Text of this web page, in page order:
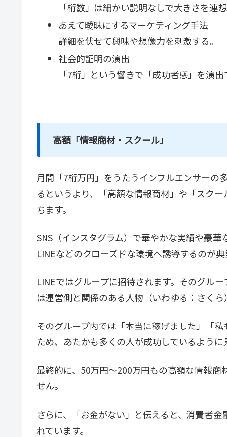
「桁数」は細かい説明なしで大きさを連想
あえて曖昧にするマーケティング手法
詳細を伏せて興味や想像力を刺激する。
社会的証明の演出
「7桁」という響きで「成功者感」を演出
高額「情報商材・スクール」
月間「7桁万円」をうたうインフルエンサーの
るというより、「高額な情報商材」や「スク
ちます。
SNS（インスタグラム）で華やかな実績や豪
LINEなどのクローズドな環境へ誘導するのが典
LINEではグループに招待されます。そのグル
は運営側と関係のある人物（いわゆる：さくら
そのグループ内では「本当に稼げました」「
ため、あたかも多くの人が成功しているように
最終的に、50万円〜200万円もの高額な情報
せん。
さらに、「お金がない」と伝えると、消費者
れています。